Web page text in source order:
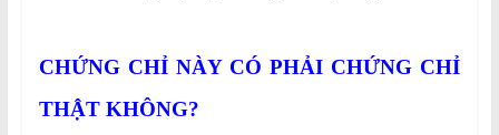
CHỨNG CHỈ NÀY CÓ PHẢI CHỨNG CHỈ
THẬT KHÔNG?